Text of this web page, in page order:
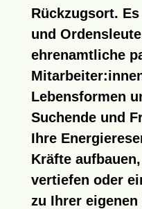
Rückzugsort.
und
ehrenamtliche
Lebensformen
Suchende und
Ihre
Kräfte
vertiefen oder
zu Ihrer